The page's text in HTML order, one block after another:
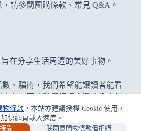
物條款，本站亦建議授權 Cookie 使用，
快網頁載入速度。
受 我同意購物條款但拒絕
請參閱 團購條款 、 常見 Q&A 。
在分享生活周遭的美好事物。
、騙術，我們希望能讓讀者能看
為開箱文/評測文，寗可好物堅決
提供中立公正、無愧良心的評